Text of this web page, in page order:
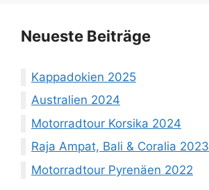
Neueste Beiträge
Kappadokien 2025
Australien 2024
Motorradtour Korsika 2024
Raja Ampat, Bali & Coralia 2023
Motorradtour Pyrenäen 2022